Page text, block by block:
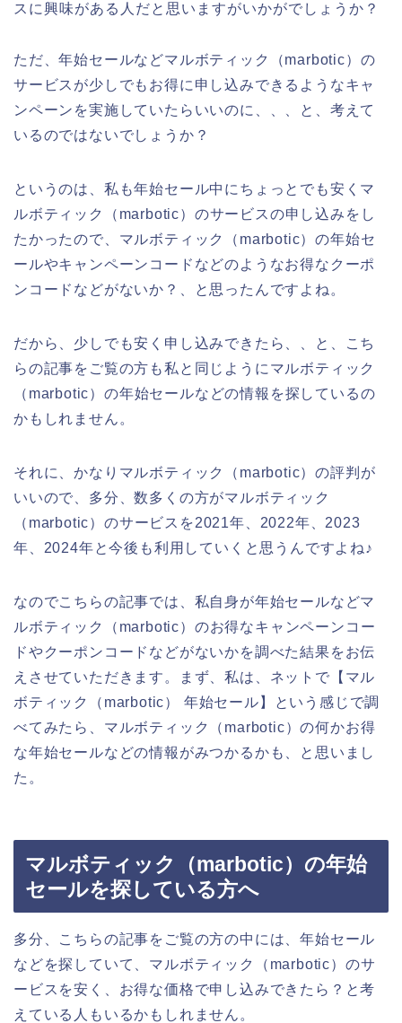
スに興味がある人だと思いますがいかがでしょうか？
ただ、年始セールなどマルボティック（marbotic）の
サービスが少しでもお得に申し込みできるようなキャ
ンペーンを実施していたらいいのに、、、と、考えて
いるのではないでしょうか？
というのは、私も年始セール中にちょっとでも安くマ
ルボティック（marbotic）のサービスの申し込みをし
たかったので、マルボティック（marbotic）の年始セ
ールやキャンペーンコードなどのようなお得なクーポ
ンコードなどがないか？、と思ったんですよね。
だから、少しでも安く申し込みできたら、、と、こち
らの記事をご覧の方も私と同じようにマルボティック
（marbotic）の年始セールなどの情報を探しているの
かもしれません。
それに、かなりマルボティック（marbotic）の評判が
いいので、多分、数多くの方がマルボティック
（marbotic）のサービスを2021年、2022年、2023
年、2024年と今後も利用していくと思うんですよね♪
なのでこちらの記事では、私自身が年始セールなどマ
ルボティック（marbotic）のお得なキャンペーンコー
ドやクーポンコードなどがないかを調べた結果をお伝
えさせていただきます。まず、私は、ネットで【マル
ボティック（marbotic） 年始セール】という感じで調
べてみたら、マルボティック（marbotic）の何かお得
な年始セールなどの情報がみつかるかも、と思いまし
た。
マルボティック（marbotic）の年始
セールを探している方へ
多分、こちらの記事をご覧の方の中には、年始セール
などを探していて、マルボティック（marbotic）のサ
ービスを安く、お得な価格で申し込みできたら？と考
えている人もいるかもしれません。